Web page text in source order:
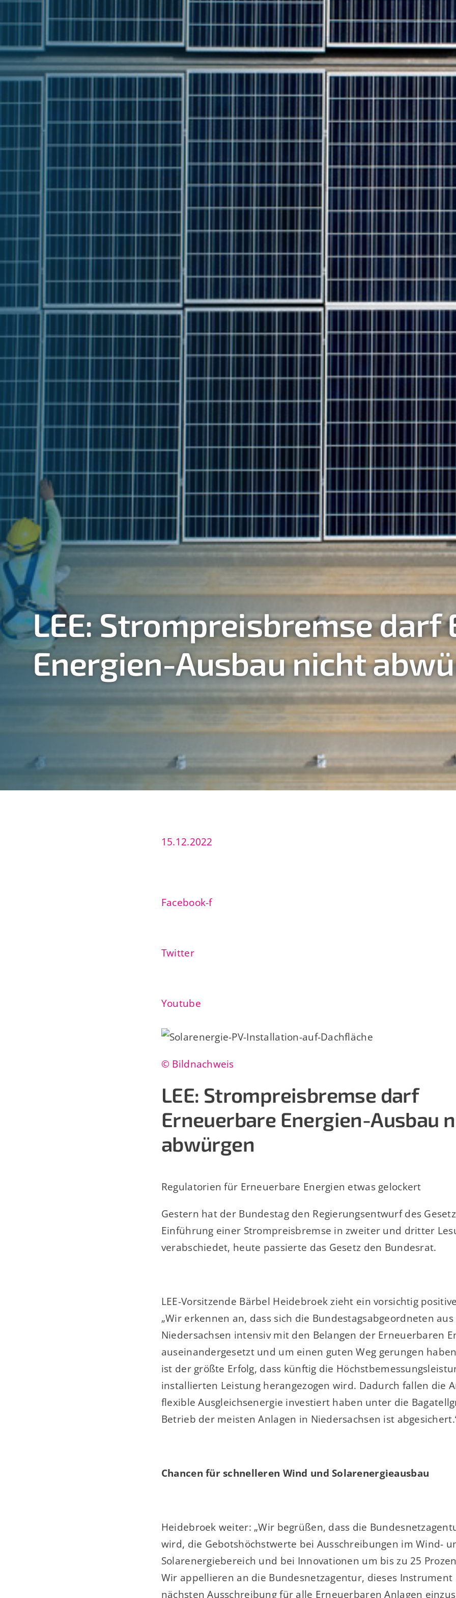
LEE: Strompreisbremse darf
Energien-Ausbau nicht
15.12.2022
Facebook-f
Twitter
Youtube
© Bildnachweis
LEE: Strompreisbremse darf
Erneuerbare Energien-Ausbau
abwürgen
Regulatorien für Erneuerbare Energien etwas gelockert
Gestern hat der Bundestag den Regierungsentwurf des
Einführung einer Strompreisbremse in zweiter und dritter
verabschiedet, heute passierte das Gesetz den Bundesrat.
LEE-Vorsitzende Bärbel Heidebroek zieht ein vorsichtig
„Wir erkennen an, dass sich die Bundestagsabgeordneten aus
Niedersachsen intensiv mit den Belangen der Erneuerbaren
auseinandergesetzt und um einen guten Weg gerungen
ist der größte Erfolg, dass künftig die
installierten Leistung herangezogen wird. Dadurch fallen die
flexible Ausgleichsenergie investiert haben unter die
Betrieb der meisten Anlagen in Niedersachsen ist
Chancen für schnelleren Wind und Solarenergieausbau
Heidebroek weiter: „Wir begrüßen, dass die
wird, die Gebotshöchstwerte bei Ausschreibungen im Wind-
Solarenergiebereich und bei Innovationen um bis zu 25
Wir appellieren an die Bundesnetzagentur, dieses Instrument
nächsten Ausschreibung für alle Erneuerbaren Anlagen